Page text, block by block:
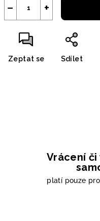
+
−
Zeptat se Sdílet
Vrácení či
platí pouze